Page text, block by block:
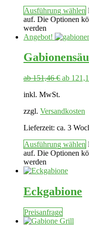
Ausführung wählen
auf. Die Optionen
werden
Angebot!
ab151,46€ ab
inkl. MwSt.
zzgl. Versandkosten
Lieferzeit: ca. 3
Ausführung wählen
auf. Die Optionen
werden
Eckgabione
Preisanfrage